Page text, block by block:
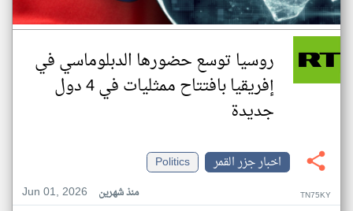
روسيا توسع حضورها الدبلوماسي في
إفريقيا بافتتاح ممثليات في 4 دول
جديدة
اخبار جزر القمر
Politics
Jun 01, 2026
منذ شهرين TN75KY